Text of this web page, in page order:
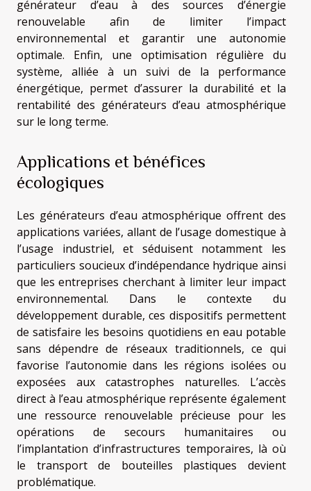
générateur d’eau à des sources d’énergie
renouvelable afin de limiter l’impact
environnemental et garantir une autonomie
optimale. Enfin, une optimisation régulière du
système, alliée à un suivi de la performance
énergétique, permet d’assurer la durabilité et la
rentabilité des générateurs d’eau atmosphérique
sur le long terme.
Applications et bénéfices
écologiques
Les générateurs d’eau atmosphérique offrent des
applications variées, allant de l’usage domestique à
l’usage industriel, et séduisent notamment les
particuliers soucieux d’indépendance hydrique ainsi
que les entreprises cherchant à limiter leur impact
environnemental. Dans le contexte du
développement durable, ces dispositifs permettent
de satisfaire les besoins quotidiens en eau potable
sans dépendre de réseaux traditionnels, ce qui
favorise l’autonomie dans les régions isolées ou
exposées aux catastrophes naturelles. L’accès
direct à l’eau atmosphérique représente également
une ressource renouvelable précieuse pour les
opérations de secours humanitaires ou
l’implantation d’infrastructures temporaires, là où
le transport de bouteilles plastiques devient
problématique.